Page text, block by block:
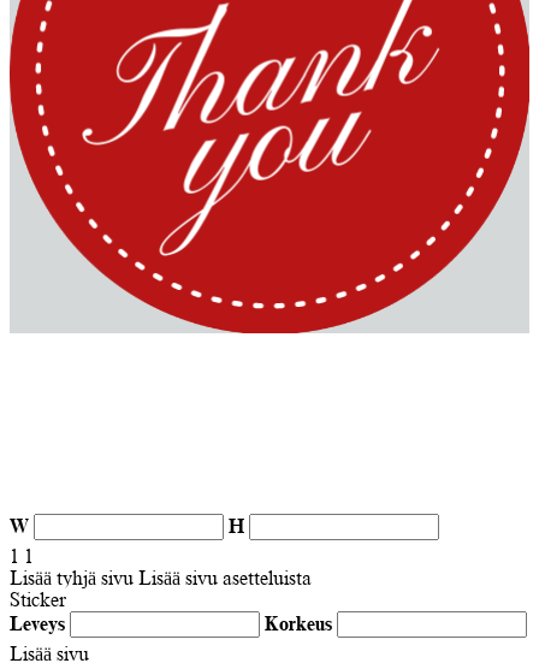
W
H
1 1
Lisää tyhjä sivu Lisää sivu asetteluista
Sticker
Leveys
Korkeus
Lisää sivu